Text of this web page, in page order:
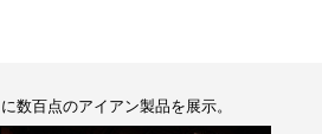
数百点のアイアン製品を展示。